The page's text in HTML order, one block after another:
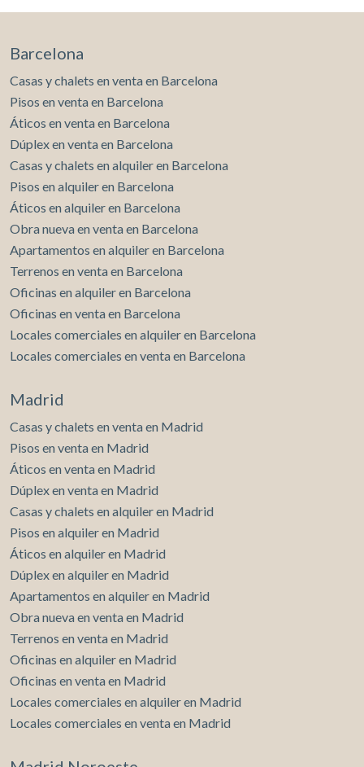
Barcelona
Casas y chalets en venta en Barcelona
Pisos en venta en Barcelona
Áticos en venta en Barcelona
Dúplex en venta en Barcelona
Casas y chalets en alquiler en Barcelona
Pisos en alquiler en Barcelona
Áticos en alquiler en Barcelona
Obra nueva en venta en Barcelona
Apartamentos en alquiler en Barcelona
Terrenos en venta en Barcelona
Oficinas en alquiler en Barcelona
Oficinas en venta en Barcelona
Locales comerciales en alquiler en Barcelona
Locales comerciales en venta en Barcelona
Madrid
Casas y chalets en venta en Madrid
Pisos en venta en Madrid
Áticos en venta en Madrid
Dúplex en venta en Madrid
Casas y chalets en alquiler en Madrid
Pisos en alquiler en Madrid
Áticos en alquiler en Madrid
Dúplex en alquiler en Madrid
Apartamentos en alquiler en Madrid
Obra nueva en venta en Madrid
Terrenos en venta en Madrid
Oficinas en alquiler en Madrid
Oficinas en venta en Madrid
Locales comerciales en alquiler en Madrid
Locales comerciales en venta en Madrid
comportamiento de los usuarios de este sitio web. La
utiliza en la medición de la actividad de la web para la
elaboración de perfiles de navegación de los usuarios con
datos de uso que hacen los usuarios del servicio. Permiten
guardar la información de preferencia del usuario para
mejorar la calidad de nuestros servicios y para ofrecer una
mejor experiencia a través de productos recomendados.
Marketing y publicidad
Estas cookies son utilizadas para almacenar información
sobre las preferencias y elecciones personales del usuario
navegación. Gracias a ellas, podemos conocer los hábitos
de navegación en el sitio web y mostrar publicidad
relacionada con el perfil de navegación del usuario.